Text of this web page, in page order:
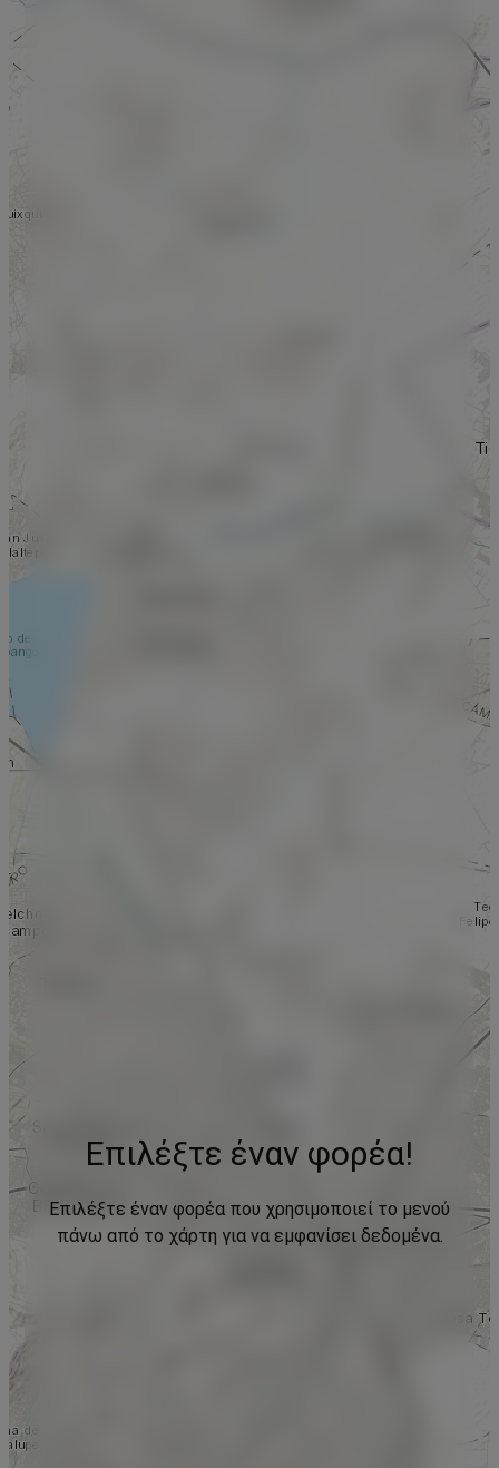
Επιλέξτε έναν φορέα!
Επιλέξτε έναν φορέα που χρησιμοποιεί το μενού
πάνω από το χάρτη για να εμφανίσει δεδομένα.